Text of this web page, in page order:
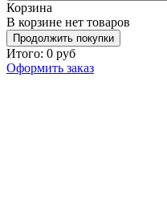
Корзина
В корзине нет товаров
Продолжить покупки
Итого: 0 руб
Оформить заказ